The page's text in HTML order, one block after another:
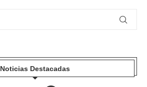
Noticias Destacadas